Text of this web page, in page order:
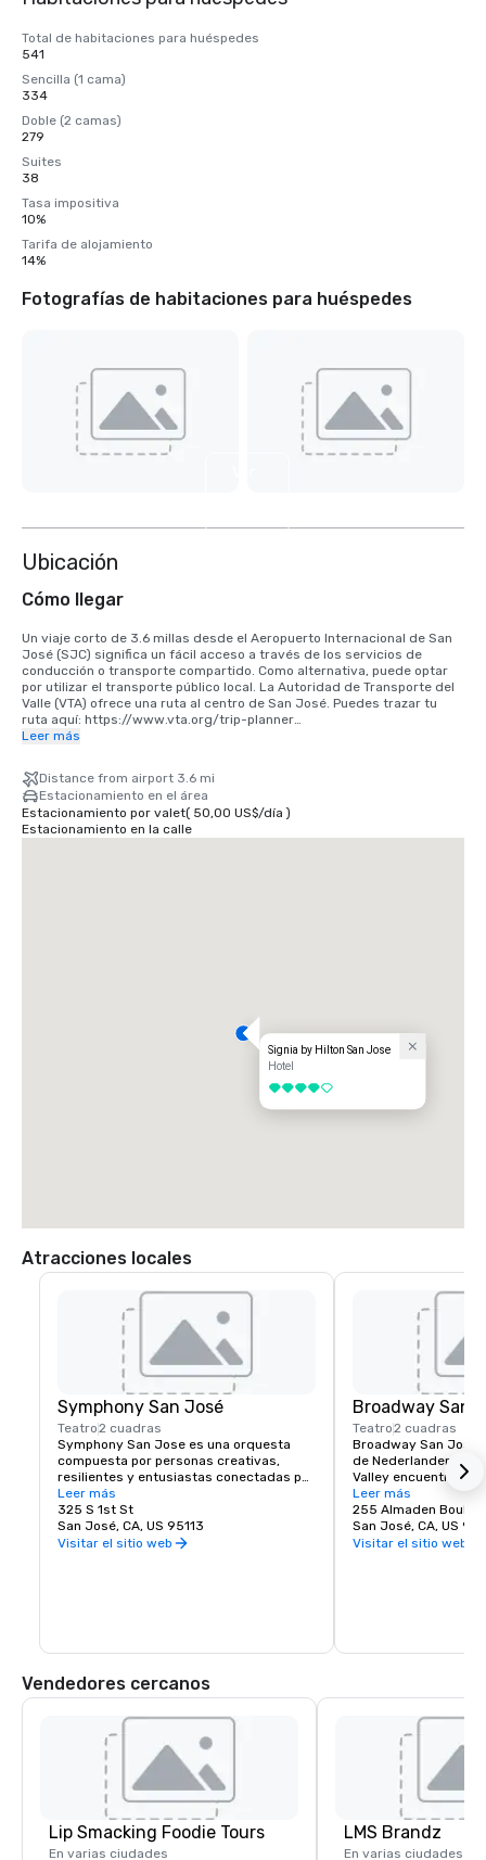
Total de habitaciones para huéspedes
541
Sencilla (1 cama)
334
Doble (2 camas)
279
Suites
38
Tasa impositiva
10%
Tarifa de alojamiento
14%
Fotografías de habitaciones para huéspedes
Ubicación
Cómo llegar
Un viaje corto de 3.6 millas desde el Aeropuerto Internacional de San
José (SJC) significa un fácil acceso a través de los servicios de
conducción o transporte compartido. Como alternativa, puede optar
por utilizar el transporte público local. La Autoridad de Transporte del
Valle (VTA) ofrece una ruta al centro de San José. Puedes trazar tu
ruta aquí: https://www.vta.org/trip-planner
mejor opción es hacer el viaje de 40 minutos en coche hacia el sur o
utilizar un servicio de transporte compartido. Alternativamente, puede
usar el tren a través de BART y Caltrain. https://www.bart.gov y
https://www.caltrain.com
Leer más
Distance from airport 3.6 mi
Estacionamiento en el área
Estacionamiento por valet( 50,00 US$/día )
Estacionamiento en la calle
Signia by Hilton San Jose
Hotel
4 de 5
Atracciones locales
Symphony San José
Teatro2 cuadras
Symphony San Jose es una orquesta
compuesta por personas creativas,
resilientes y entusiastas conectadas por
el amor a la música. Es un orgullo llamar
hogar a San José y abrazar la cultura
innovadora y diversa de nuestra
comunidad al reflejar este mismo
programas educativos y comunitarios.
Leer más
325 S 1st St
San José, CA, US 95113
Visitar el sitio web
Broadway San
Teatro2 cuadras
Broadway San
de Nederlander, es
Valley encuentra la
Broadway de Nueva
aquí o visite San
José tiene los
ver.
Leer más
255 Almaden
San José, CA, US
Visitar el sitio web
Vendedores cercanos
Lip Smacking Foodie Tours
En varias ciudades
LMS Brandz
En varias ciudades